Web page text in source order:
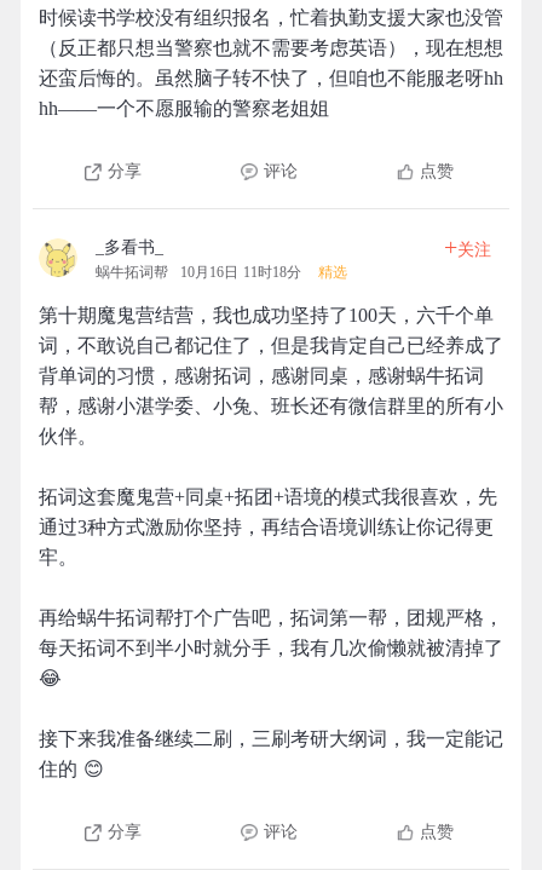
时候读书学校没有组织报名，忙着执勤支援大家也没管
（反正都只想当警察也就不需要考虑英语），现在想想
还蛮后悔的。虽然脑子转不快了，但咱也不能服老呀hh
hh——一个不愿服输的警察老姐姐
分享 评论 点赞
_多看书_
蜗牛拓词帮 10月16日 11时18分 精选
+关注
第十期魔鬼营结营，我也成功坚持了100天，六千个单
词，不敢说自己都记住了，但是我肯定自己已经养成了
背单词的习惯，感谢拓词，感谢同桌，感谢蜗牛拓词
帮，感谢小湛学委、小兔、班长还有微信群里的所有小
伙伴。
拓词这套魔鬼营+同桌+拓团+语境的模式我很喜欢，先
通过3种方式激励你坚持，再结合语境训练让你记得更
牢。
再给蜗牛拓词帮打个广告吧，拓词第一帮，团规严格，
每天拓词不到半小时就分手，我有几次偷懒就被清掉了
😂
接下来我准备继续二刷，三刷考研大纲词，我一定能记
住的 😊
分享 评论 点赞